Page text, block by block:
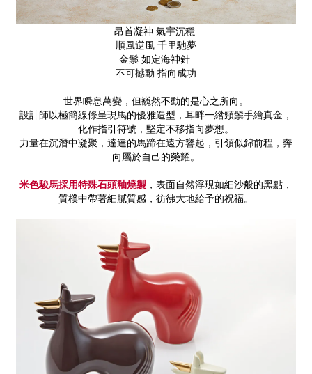
昂首凝神 氣宇沉穩
順風逆風 千里馳夢
金鬃 如定海神針
不可撼動 指向成功
世界瞬息萬變，但巍然不動的是心之所向。
設計師以極簡線條呈現馬的優雅造型，耳畔一綹頸鬃手繪真金，
化作指引符號，堅定不移指向夢想。
力量在沉潛中凝聚，達達的馬蹄在遠方響起，引領似錦前程，奔
向屬於自己的榮耀。
米色駿馬採用特殊石頭釉燒製 ，表面自然浮現如細沙般的黑點，
質樸中帶著細膩質感，彷彿大地給予的祝福。